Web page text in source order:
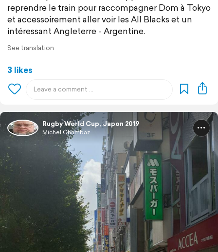
reprendre le train pour raccompagner Dom à Tokyo
et accessoirement aller voir les All Blacks et un
intéressant Angleterre - Argentine.
See translation
3 likes
Rugby World Cup, Japon 2019
Michel Chambaz